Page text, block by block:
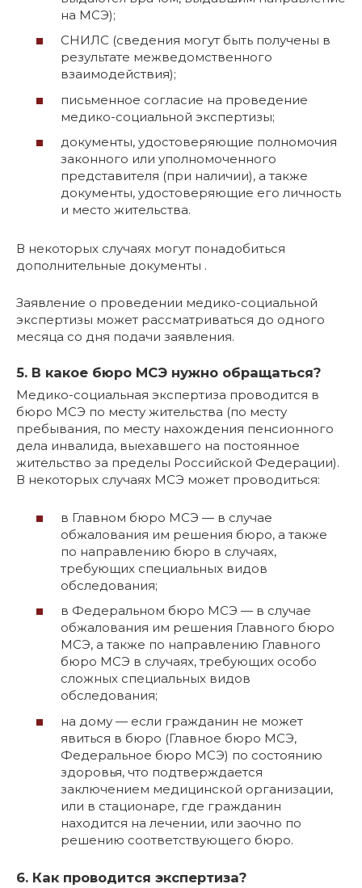
на МСЭ);
СНИЛС (сведения могут быть получены в
результате межведомственного
взаимодействия);
письменное согласие на проведение
медико-социальной экспертизы;
документы, удостоверяющие полномочия
законного или уполномоченного
представителя (при наличии), а также
документы, удостоверяющие его личность
и место жительства.
В некоторых случаях могут понадобиться
дополнительные документы .
Заявление о проведении медико-социальной
экспертизы может рассматриваться до одного
месяца со дня подачи заявления.
5. В какое бюро МСЭ нужно обращаться?
Медико-социальная экспертиза проводится в
бюро МСЭ по месту жительства (по месту
пребывания, по месту нахождения пенсионного
дела инвалида, выехавшего на постоянное
жительство за пределы Российской Федерации).
В некоторых случаях МСЭ может проводиться:
в Главном бюро МСЭ — в случае
обжалования им решения бюро, а также
по направлению бюро в случаях,
требующих специальных видов
обследования;
в Федеральном бюро МСЭ — в случае
обжалования им решения Главного бюро
МСЭ, а также по направлению Главного
бюро МСЭ в случаях, требующих особо
сложных специальных видов
обследования;
на дому — если гражданин не может
явиться в бюро (Главное бюро МСЭ,
Федеральное бюро МСЭ) по состоянию
здоровья, что подтверждается
заключением медицинской организации,
или в стационаре, где гражданин
находится на лечении, или заочно по
решению соответствующего бюро.
6. Как проводится экспертиза?